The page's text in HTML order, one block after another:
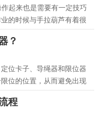
滑一次，采用适应的工具
均匀地涂在钢丝绳上，冬
，绳是否突出或过于扭
绳是否破断，绳末端是否
间悬于空中，以防止零件
立即切断主电源。
定地点，吊钩升到据地面
持续率高，可以长时间运
，电机效率比同功率锥形
滑量小。
强。
保护罩的完整性，灯具表
采取紧急措施并停机，及时
压二次方成正比、电压增
易鼓肚、甚至破裂、爆
全厂功率因数好坏和负载
以上（指低压侧计费
0.9以上，高压侧计费的要
道本月全厂平均功率因数
出电容器，不然造成过补
起来也是需要有一定技巧
的时候与手拉葫芦有着很
方式的差异，下面成华制
手法。
反复按压来达到起升的目
个问题，因为手扳葫芦处
横向的力，进而带动整台
起来也非常的不方便，那
是可以通过一些简单的手
？
位卡子、导绳器和限位器
位的位置，从而避免出现
性。如果安装错误就不能
何安装调试电动葫芦的限
程